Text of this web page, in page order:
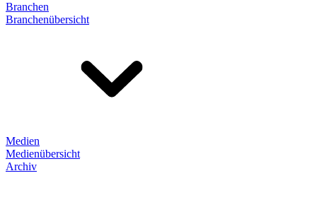
Branchen
Branchenübersicht
Medien
Medienübersicht
Archiv